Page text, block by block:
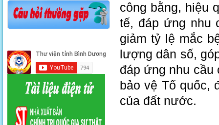
công bằng, hiệu
tế, đáp ứng nhu
giảm tỷ lệ mắc
lượng dân số,
đáp ứng nhu cầu
bảo vệ Tổ quốc,
của đất nước.